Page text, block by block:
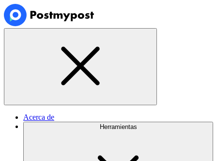
Acerca de
Herramientas